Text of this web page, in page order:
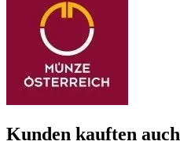
Kunden kauften auch